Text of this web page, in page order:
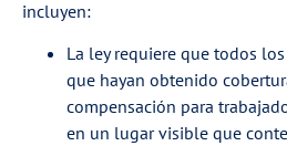
incluyen:
La ley requiere que todos
que hayan obtenido
compensación para
en un lugar visible que